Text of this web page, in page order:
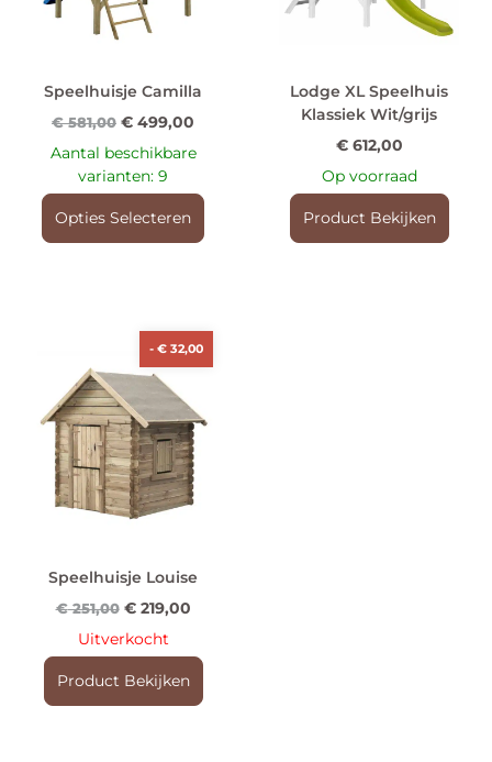
Speelhuisje Camilla
€581,00 € 499,00
Aantal beschikbare
varianten: 9
Opties Selecteren
Lodge XL Speelhuis
Klassiek Wit/grijs
€612,00
Op voorraad
Product Bekijken
-€ 32,00
Speelhuisje Louise
€251,00 €219,00
Uitverkocht
Product Bekijken